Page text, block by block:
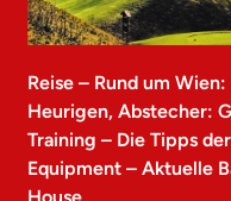
Reise – Rund um
Heurigen, Abstecher:
Training – Die Tipps
Equipment – Aktuelle
House